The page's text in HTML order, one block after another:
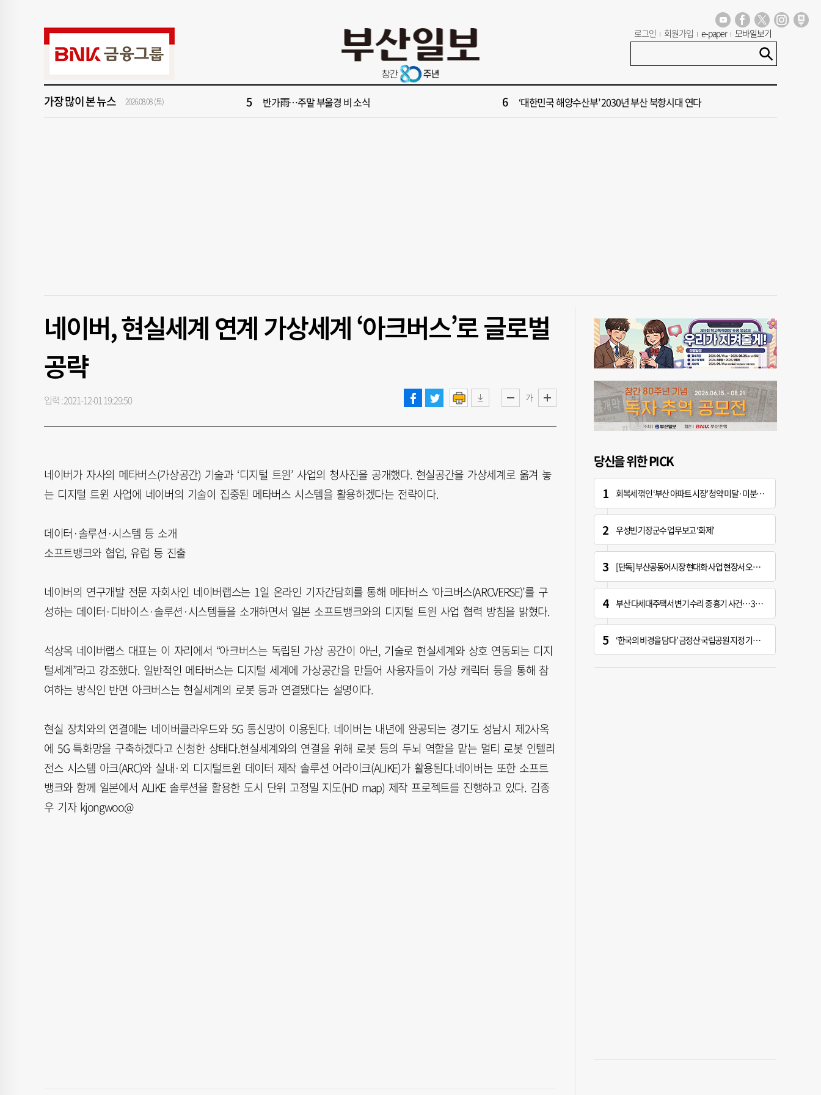
로그인 회원가입 e-paper 모바일보기
가장 많이 본 뉴스 2026.08.08 (토)
창원 파크골프장 일찍 개장했더니 새벽부터 ‘문전성시’ 해수부 신청사, 북항 재개발 부지 복합항만지구 확정
부산 서구, 부산 최초 기초생활수급자 ‘이사비· 생필품비’ 지원 [부산일보 오늘의 운세] 8월 7일(음 6월 25일)
5 반가雨…주말 부울경 비 소식 6 ‘대한민국 해양수산부’ 2030년 부산 북항시대 연다
네이버, 현실세계 연계 가상세계 ‘아크버스’로 글로벌
공략
가
입력 : 2021-12-01 19:29:50
네이버가 자사의 메타버스(가상공간) 기술과 ‘디지털 트윈’ 사업의 청사진을 공개했다. 현실공간을 가상세계로 옮겨 놓
는 디지털 트윈 사업에 네이버의 기술이 집중된 메타버스 시스템을 활용하겠다는 전략이다.
데이터·솔루션·시스템 등 소개
소프트뱅크와 협업, 유럽 등 진출
네이버의 연구개발 전문 자회사인 네이버랩스는 1일 온라인 기자간담회를 통해 메타버스 ‘아크버스(ARCVERSE)’를 구
성하는 데이터·디바이스·솔루션·시스템들을 소개하면서 일본 소프트뱅크와의 디지털 트윈 사업 협력 방침을 밝혔다.
석상옥 네이버랩스 대표는 이 자리에서 “아크버스는 독립된 가상 공간이 아닌, 기술로 현실세계와 상호 연동되는 디지
털세계”라고 강조했다. 일반적인 메타버스는 디지털 세계에 가상공간을 만들어 사용자들이 가상 캐릭터 등을 통해 참
여하는 방식인 반면 아크버스는 현실세계의 로봇 등과 연결됐다는 설명이다.
현실 장치와의 연결에는 네이버클라우드와 5G 통신망이 이용된다. 네이버는 내년에 완공되는 경기도 성남시 제2사옥
에 5G 특화망을 구축하겠다고 신청한 상태다.현실세계와의 연결을 위해 로봇 등의 두뇌 역할을 맡는 멀티 로봇 인텔리
전스 시스템 아크(ARC)와 실내·외 디지털트윈 데이터 제작 솔루션 어라이크(ALIKE)가 활용된다.네이버는 또한 소프트
뱅크와 함께 일본에서 ALIKE 솔루션을 활용한 도시 단위 고정밀 지도(HD map) 제작 프로젝트를 진행하고 있다. 김종
우 기자 kjongwoo@
당신을 위한 PICK
회복세 꺾인 ‘부산 아파트 시장’ 청약 미달·미분양 심화
우성빈 기장군수 업무보고 ‘화제’
[단독] 부산공동어시장 현대화 사업 현장서 오염토 발견
부산 다세대주택서 변기 수리 중 흉기 사건… 30대 여성 현행범 체포
‘한국의 비경을 담다’ 금정산 국립공원 지정 기념 전시회